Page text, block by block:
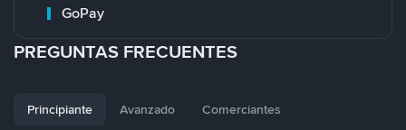
GoPay
PREGUNTAS FRECUENTES
Principiante Avanzado Comerciantes